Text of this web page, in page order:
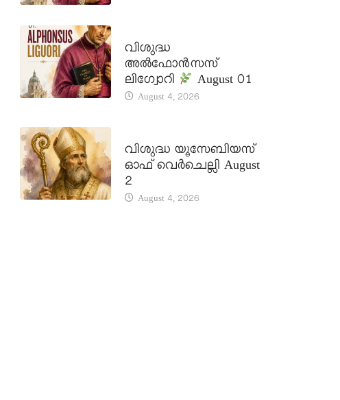
വിശുദ്ധ
അൽഫോൻസസ്
ലിഗ്വോറി
August 01
August 4, 2026
വിശുദ്ധ യൂസേബിയസ്
ഓഫ് വെർചെല്ലി August
2
August 4, 2026